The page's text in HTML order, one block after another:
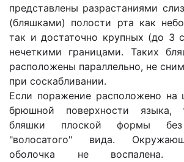
представлены разрастаниями
(бляшками) полости рта как
так и достаточно крупных (до 3
нечеткими границами. Таких
расположены параллельно, не
при соскабливании.
Если поражение расположено на
брюшной поверхности языка,
бляшки плоской формы без
"волосатого" вида.
оболочка не